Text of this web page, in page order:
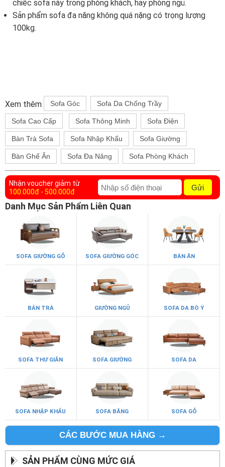
chiếc sofa này trong phòng khách, hay phòng ngủ.
Sản phẩm sofa đa năng không quá nặng có trọng lượng
100kg.
Xem thêm Sofa Góc Sofa Da Chống Trầy
Sofa Cao Cấp Sofa Thông Minh Sofa Điện
Bàn Trà Sofa Sofa Nhập Khẩu Sofa Giường
Bàn Ghế Ăn Sofa Đa Năng Sofa Phòng Khách
Nhận voucher giảm từ
100.000đ - 500.000đ
Gửi
Danh Mục Sản Phẩm Liên Quan
SOFA GIƯỜNG GỖ SOFA GIƯỜNG GÓC BÀN ĂN
BÀN TRÀ GIƯỜNG NGỦ SOFA DA BÒ Ý
SOFA THƯ GIÃN SOFA GIƯỜNG SOFA DA
SOFA NHẬP KHẨU SOFA BĂNG SOFA GỖ
CÁC BƯỚC MUA HÀNG →
SẢN PHẨM CÙNG MỨC GIÁ